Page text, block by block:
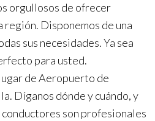
orgullosos de ofrecer
Disponemos de una
sus necesidades. Ya sea
para usted.
de Aeropuerto de
Díganos dónde y cuándo, y
son profesionales